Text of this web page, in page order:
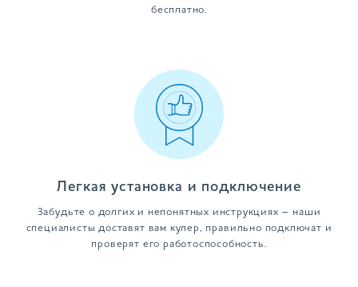
бесплатно.
Легкая установка и подключение
Забудьте о долгих и непонятных инструкциях – наши
специалисты доставят вам кулер, правильно подключат и
проверят его работоспособность.